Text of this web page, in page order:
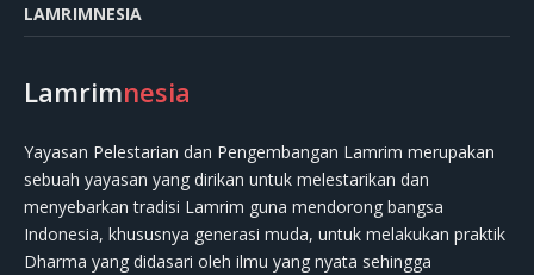
LAMRIMNESIA
Lamrimnesia
Yayasan Pelestarian dan Pengembangan Lamrim merupakan
sebuah yayasan yang dirikan untuk melestarikan dan
menyebarkan tradisi Lamrim guna mendorong bangsa
Indonesia, khususnya generasi muda, untuk melakukan praktik
Dharma yang didasari oleh ilmu yang nyata sehingga